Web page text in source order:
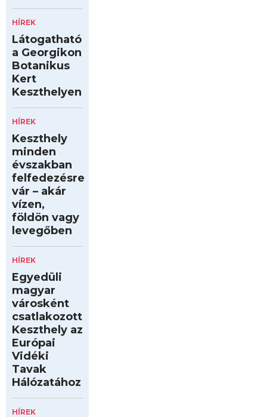
HÍREK
Látogatható
a Georgikon
Botanikus
Kert
Keszthelyen
HÍREK
Keszthely
minden
évszakban
felfedezésre
vár – akár
vízen,
földön vagy
levegőben
HÍREK
Egyedüli
magyar
városként
csatlakozott
Keszthely az
Európai
Vidéki
Tavak
Hálózatához
HÍREK